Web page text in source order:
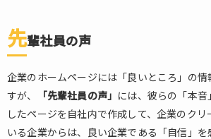
先輩社員の声
企業のホームページには「良いところ」の情
すが、
「先輩社員の声」
には、彼らの「本音
したページを自社内で作成して、企業のクリ
いる企業からは、良い企業である「自信」